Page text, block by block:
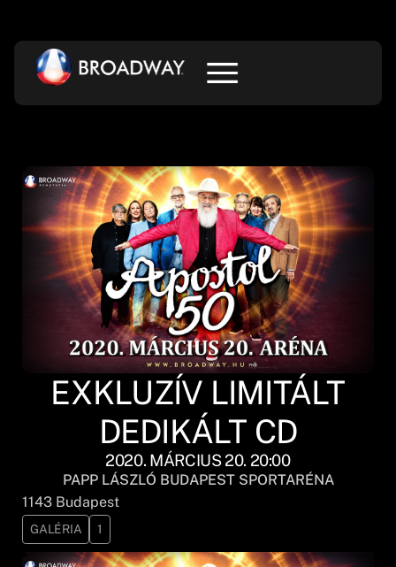
EXKLUZÍV LIMITÁLT
DEDIKÁLT CD
2020. MÁRCIUS 20. 20:00
PAPP LÁSZLÓ BUDAPEST SPORTARÉNA
1143 Budapest
GALÉRIA 1